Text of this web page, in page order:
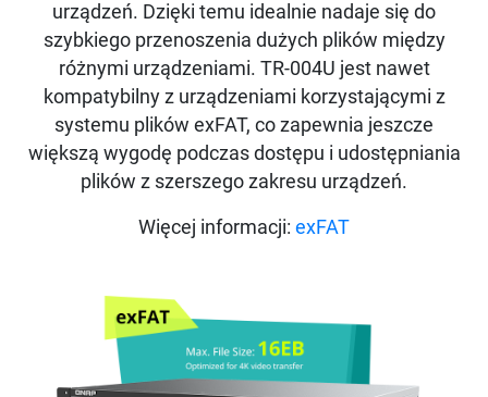
urządzeń. Dzięki temu idealnie nadaje się do
szybkiego przenoszenia dużych plików między
różnymi urządzeniami. TR-004U jest nawet
kompatybilny z urządzeniami korzystającymi z
systemu plików exFAT, co zapewnia jeszcze
większą wygodę podczas dostępu i udostępniania
plików z szerszego zakresu urządzeń.
Więcej informacji: exFAT